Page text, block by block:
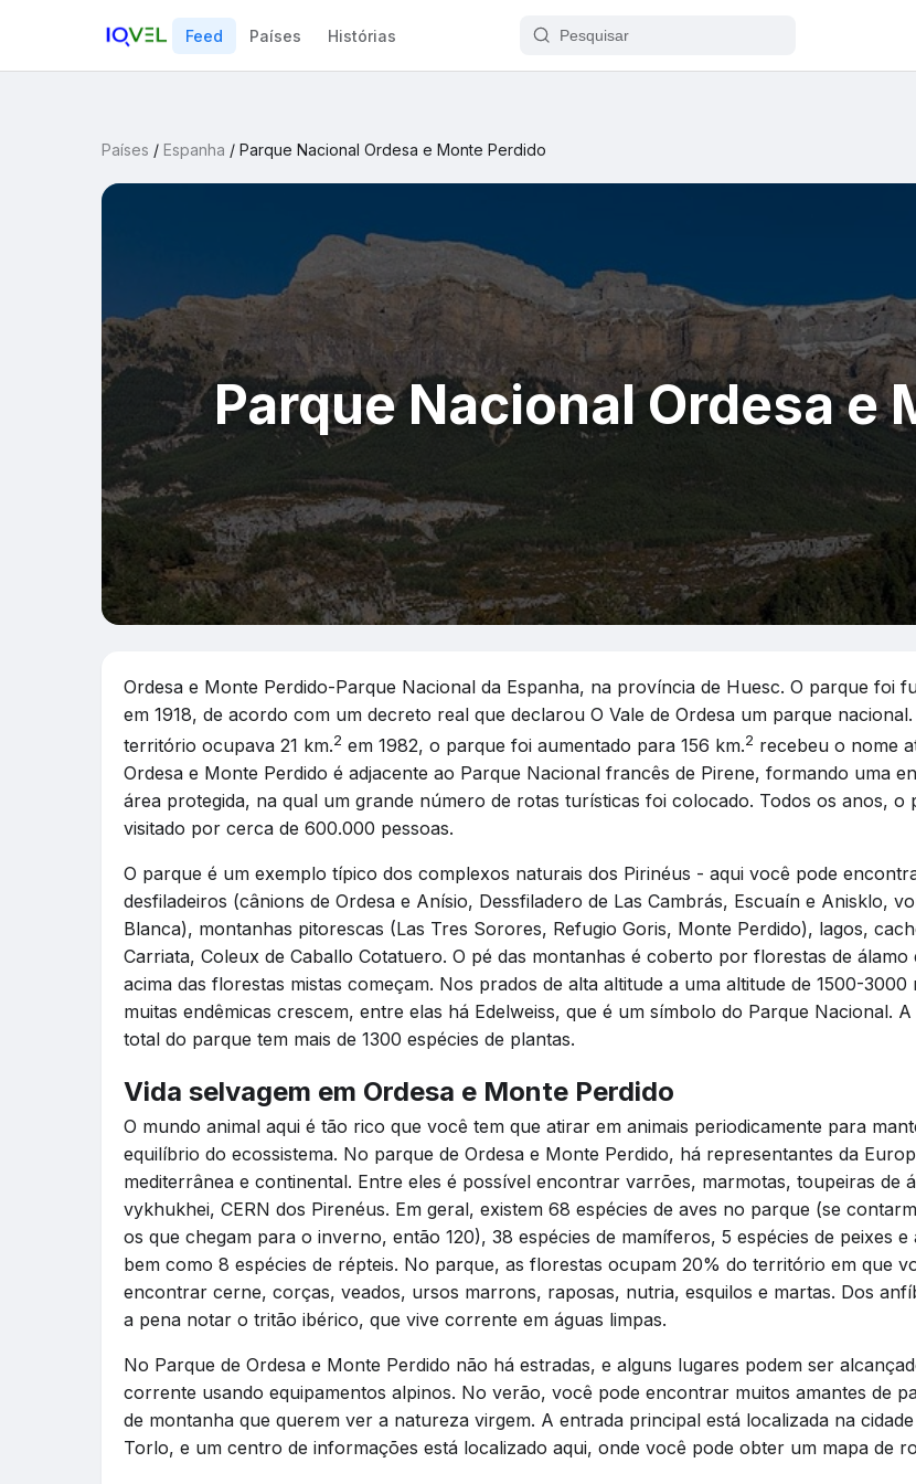
Feed Países Histórias
Países / Espanha / Parque Nacional Ordesa e Monte Perdido
Parque Nacional Ordesa e
Ordesa e Monte Perdido-Parque Nacional da Espanha, na província de Huesc. O parque foi
em 1918, de acordo com um decreto real que declarou O Vale de Ordesa um parque
território ocupava 21 km.2 em 1982, o parque foi aumentado para 156 km.2 recebeu o nome
Ordesa e Monte Perdido é adjacente ao Parque Nacional francês de Pirene, formando uma
área protegida, na qual um grande número de rotas turísticas foi colocado. Todos os anos, o
visitado por cerca de 600.000 pessoas.
O parque é um exemplo típico dos complexos naturais dos Pirinéus - aqui você pode
desfiladeiros (cânions de Ordesa e Anísio, Dessfiladero de Las Cambrás, Escuaín e Anisklo,
Blanca), montanhas pitorescas (Las Tres Sorores, Refugio Goris, Monte Perdido), lagos,
Carriata, Coleux de Caballo Cotatuero. O pé das montanhas é coberto por florestas de álamo
acima das florestas mistas começam. Nos prados de alta altitude a uma altitude de 1500-3000
muitas endêmicas crescem, entre elas há Edelweiss, que é um símbolo do Parque Nacional.
total do parque tem mais de 1300 espécies de plantas.
Vida selvagem em Ordesa e Monte Perdido
O mundo animal aqui é tão rico que você tem que atirar em animais periodicamente para
equilíbrio do ecossistema. No parque de Ordesa e Monte Perdido, há representantes da
mediterrânea e continental. Entre eles é possível encontrar varrões, marmotas, toupeiras de
vykhukhei, CERN dos Pirenéus. Em geral, existem 68 espécies de aves no parque (se
os que chegam para o inverno, então 120), 38 espécies de mamíferos, 5 espécies de peixes e
bem como 8 espécies de répteis. No parque, as florestas ocupam 20% do território em que
encontrar cerne, corças, veados, ursos marrons, raposas, nutria, esquilos e martas. Dos
a pena notar o tritão ibérico, que vive corrente em águas limpas.
No Parque de Ordesa e Monte Perdido não há estradas, e alguns lugares podem ser
corrente usando equipamentos alpinos. No verão, você pode encontrar muitos amantes de
de montanha que querem ver a natureza virgem. A entrada principal está localizada na cidade
Torlo, e um centro de informações está localizado aqui, onde você pode obter um mapa de